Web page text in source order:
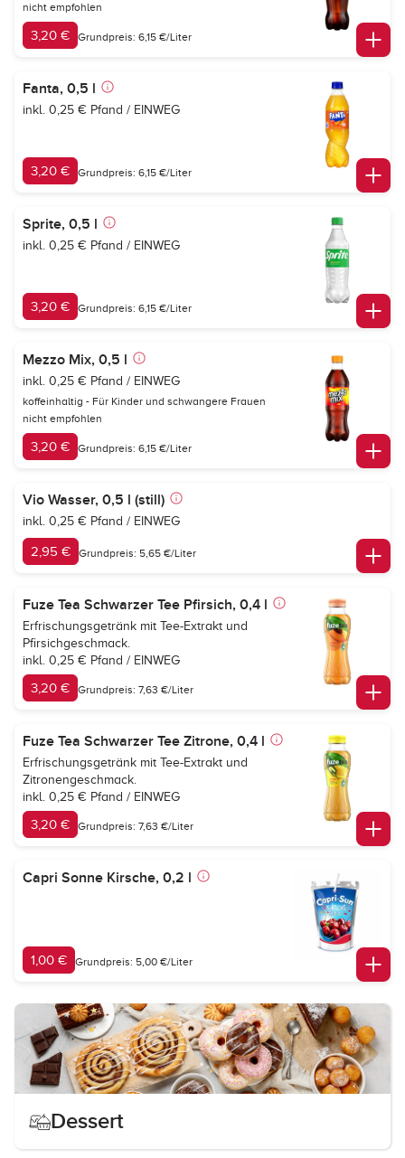
nicht empfohlen
3,20 € Grundpreis: 6,15 €/Liter
Fanta, 0,5 l
inkl. 0,25 € Pfand / EINWEG
3,20 € Grundpreis: 6,15 €/Liter
Sprite, 0,5 l
inkl. 0,25 € Pfand / EINWEG
3,20 € Grundpreis: 6,15 €/Liter
Mezzo Mix, 0,5 l
inkl. 0,25 € Pfand / EINWEG
koffeinhaltig - Für Kinder und schwangere Frauen
nicht empfohlen
3,20 € Grundpreis: 6,15 €/Liter
Vio Wasser, 0,5 l (still)
inkl. 0,25 € Pfand / EINWEG
2,95 € Grundpreis: 5,65 €/Liter
Fuze Tea Schwarzer Tee Pfirsich, 0,4 l
Erfrischungsgetränk mit Tee-Extrakt und
Pfirsichgeschmack.
inkl. 0,25 € Pfand / EINWEG
3,20 € Grundpreis: 7,63 €/Liter
Fuze Tea Schwarzer Tee Zitrone, 0,4 l
Erfrischungsgetränk mit Tee-Extrakt und
Zitronengeschmack.
inkl. 0,25 € Pfand / EINWEG
3,20 € Grundpreis: 7,63 €/Liter
Capri Sonne Kirsche, 0,2 l
1,00 € Grundpreis: 5,00 €/Liter
Dessert